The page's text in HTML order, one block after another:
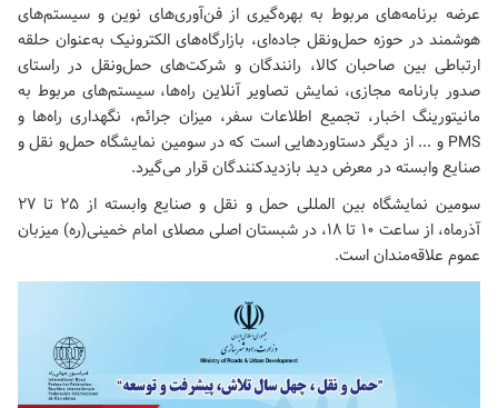
عرضه برنامه‌های مربوط به بهره‌گیری از فن‌آوری‌های نوین و سیستم‌های
هوشمند در حوزه حمل‌ونقل جاده‌ای، بازارگاه‌های الکترونیک به‌عنوان حلقه
ارتباطی بین صاحبان کالا، رانندگان و شرکت‌های حمل‌ونقل در راستای
صدور بارنامه مجازی، نمایش تصاویر آنلاین راه‌ها، سیستم‌های مربوط به
مانیتورینگ اخبار، تجمیع اطلاعات سفر، میزان جرائم، نگهداری راه‌ها و
PMS و ... از دیگر دستاوردهایی است که در سومین نمایشگاه حمل‌و نقل و
صنایع وابسته در معرض دید بازدیدکنندگان قرار می‌گیرد.
سومین نمایشگاه بین المللی حمل‌ و نقل و صنایع وابسته از ۲۵ تا ۲۷
آذرماه، از ساعت ۱۰ تا ۱۸، در شبستان اصلی
مصلای امام خمینی(ره) میزبان
عموم علاقه‌مندان است.